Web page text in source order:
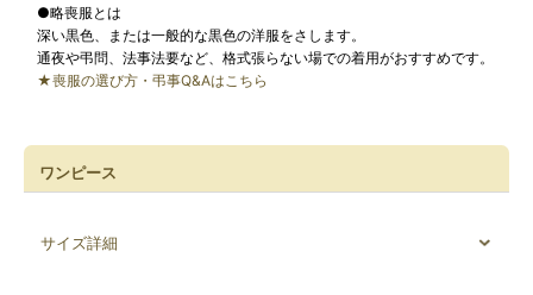
●略喪服とは
深い黒色、または一般的な黒色の洋服をさします。
通夜や弔問、法事法要など、格式張らない場での着用がおすすめです。
★喪服の選び方・弔事Q&Aはこちら
ワンピース
サイズ詳細